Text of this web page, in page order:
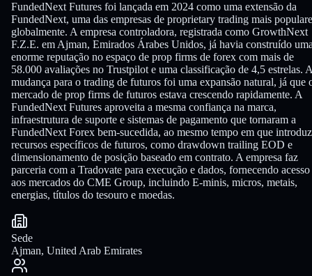
FundedNext Futures foi lançada em 2024 como uma extensão da
FundedNext, uma das empresas de proprietary trading mais
globalmente. A empresa controladora, registrada como GrowthNext
F.Z.E. em Ajman, Emirados Árabes Unidos, já havia construído
enorme reputação no espaço de prop firms de forex com mais de
58.000 avaliações no Trustpilot e uma classificação de 4,5 estrelas. A
mudança para o trading de futuros foi uma expansão natural, já que
mercado de prop firms de futuros estava crescendo rapidamente. A
FundedNext Futures aproveita a mesma confiança na marca,
infraestrutura de suporte e sistemas de pagamento que tornaram a
FundedNext Forex bem-sucedida, ao mesmo tempo em que introduz
recursos específicos de futuros, como drawdown trailing EOD e
dimensionamento de posição baseado em contrato. A empresa faz
parceria com a Tradovate para execução e dados, fornecendo acesso
aos mercados do CME Group, incluindo E-minis, micros, metais,
energias, títulos do tesouro e moedas.
Sede
Ajman, United Arab Emirates